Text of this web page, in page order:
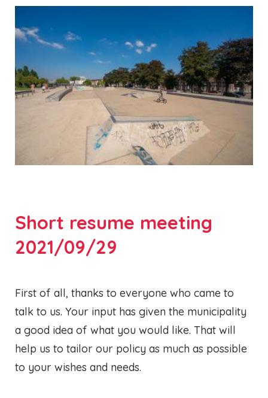
Short resume meeting
2021/09/29
First of all, thanks to everyone who came to
talk to us. Your input has given the municipality
a good idea of what you would like. That will
help us to tailor our policy as much as possible
to your wishes and needs.